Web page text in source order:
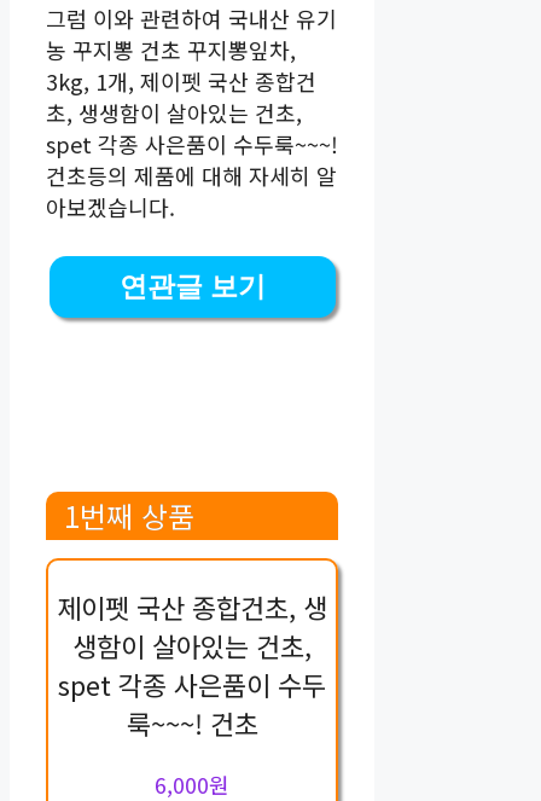
그럼 이와 관련하여 국내산 유기
농 꾸지뽕 건초 꾸지뽕잎차,
3kg, 1개, 제이펫 국산 종합건
초, 생생함이 살아있는 건초,
spet 각종 사은품이 수두룩~~~!
건초등의 제품에 대해 자세히 알
아보겠습니다.
연관글 보기
1번째 상품
제이펫 국산 종합건초, 생
생함이 살아있는 건초,
spet 각종 사은품이 수두
룩~~~! 건초
6,000원